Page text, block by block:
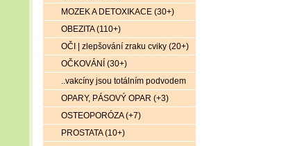
MOZEK A DETOXIKACE (30+)
OBEZITA (110+)
OČI | zlepšování zraku cviky (20+)
OČKOVÁNÍ (30+)
..vakcíny jsou totálním podvodem
OPARY, PÁSOVÝ OPAR (+3)
OSTEOPORÓZA (+7)
PROSTATA (10+)